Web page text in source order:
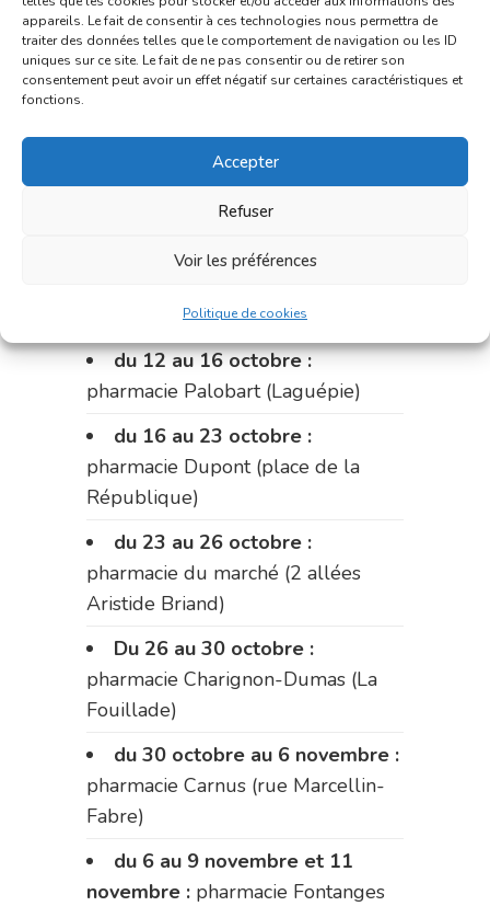
appareils. Le fait de consentir à ces technologies nous permettra de
traiter des données telles que le comportement de navigation ou les ID
uniques sur ce site. Le fait de ne pas consentir ou de retirer son
consentement peut avoir un effet négatif sur certaines caractéristiques et
fonctions.
Accepter
Refuser
Voir les préférences
Politique de cookies
Du 28 septembre au 1er
octobre :pharmacie Charignon-
Dumas (La Fouillade)
du 2 au 9 octobre :pharmacie
Bonnemaire (rue Saint-Jacques)
du 9 au 12 octobre:
Charignon-Dumas (La Fouillade)
du 12 au 16 octobre :
pharmacie Palobart (Laguépie)
du 16 au 23 octobre :
pharmacie Dupont (place de la
République)
du 23 au 26 octobre :
pharmacie du marché (2 allées
Aristide Briand)
Du 26 au 30 octobre :
pharmacie Charignon-Dumas (La
Fouillade)
du 30 octobre au 6 novembre :
pharmacie Carnus (rue Marcellin-
Fabre)
du 6 au 9 novembre et 11
novembre : pharmacie Fontanges